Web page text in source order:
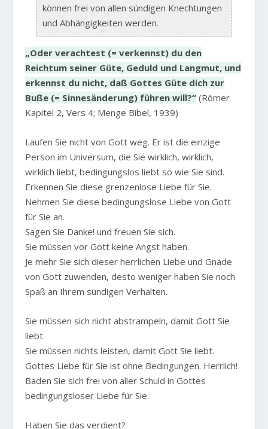
können frei von allen sündigen Knechtungen
und Abhängigkeiten werden.
„Oder verachtest (= verkennst) du den
Reichtum seiner Güte, Geduld und Langmut, und
erkennst du nicht, daß Gottes Güte dich zur
Buße (= Sinnesänderung) führen will?“ (Römer
Kapitel 2, Vers 4; Menge Bibel, 1939)
Laufen Sie nicht von Gott weg. Er ist die einzige
Person im Universum, die Sie wirklich, wirklich,
wirklich liebt, bedingungslos liebt so wie Sie sind.
Erkennen Sie diese grenzenlose Liebe für Sie.
Nehmen Sie diese bedingungslose Liebe von Gott
für Sie an.
Sagen Sie Danke! und freuen Sie sich.
Sie müssen vor Gott keine Angst haben.
Je mehr Sie sich dieser herrlichen Liebe und Gnade
von Gott zuwenden, desto weniger haben Sie noch
Spaß an Ihrem sündigen Verhalten.
Sie müssen sich nicht abstrampeln, damit Gott Sie
liebt.
Sie müssen nichts leisten, damit Gott Sie liebt.
Gottes Liebe für Sie ist ohne Bedingungen. Herrlich!
Baden Sie sich frei von aller Schuld in Gottes
bedingungsloser Liebe für Sie.
Haben Sie das verdient?